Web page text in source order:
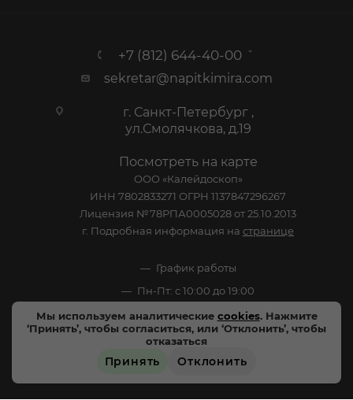
Мы используем аналитические cookies. Нажмите
‘Принять’, чтобы согласиться, или ‘Отклонить’, чтобы
отказаться
Принять Отклонить
+7 (812) 644-40-00
sekretar@napitkimira.com
г. Санкт-Петербург ,
ул.Смолячкова, д.19
Посмотреть на карте
ООО «Калейдоскоп»
ИНН 7802833271 ОГРН 1137847296267
Лицензия №78РПА0005028 от 25.10.2013
г. Подробная информация на странице
График работы
Пн-Пт: с 10:00 до 19:00
Сб: Выходной
Вс: Выходной